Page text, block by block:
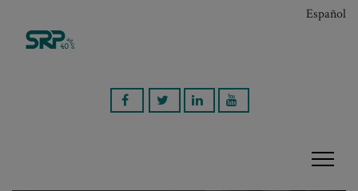
Español